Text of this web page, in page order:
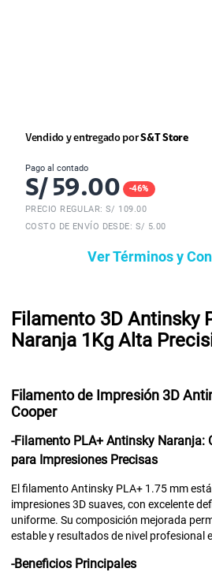
Vendido y entregado porS&T Store
Pago al contado
S/ 59.00 -46%
PRECIO REGULAR: S/ 109.00
COSTO DE ENVÍO DESDE: S/ 5.00
Ver Términos y
Filamento 3D Antinsky
Naranja 1Kg Alta
Filamento de Impresión 3D
Cooper
-Filamento PLA+ Antinsky Naranja:
para Impresiones Precisas
El filamento Antinsky PLA+ 1.75 mm
impresiones 3D suaves, con excelente
uniforme. Su composición mejorada
estable y resultados de nivel profesional
-Beneficios Principales